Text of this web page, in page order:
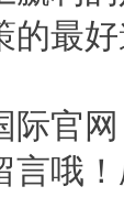
的最
际官
言哦